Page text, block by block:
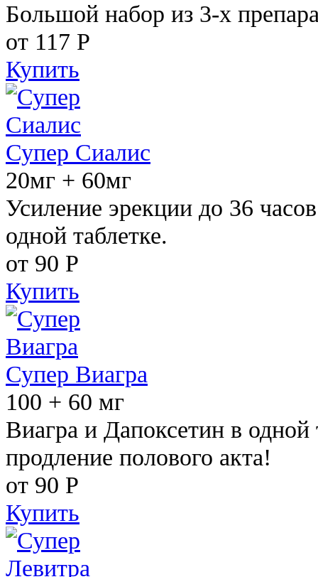
Большой набор из 3-х
от 117 Р
Купить
Супер Сиалис
20мг + 60мг
Усиление эрекции до 36
одной таблетке.
от 90 Р
Купить
Супер Виагра
100 + 60 мг
Виагра и Дапоксетин в одной
продление полового акта!
от 90 Р
Купить